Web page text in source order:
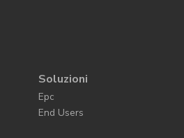
Soluzioni
Epc
End Users